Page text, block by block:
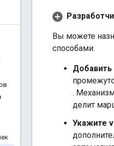
Вы можете
способами:
.
делит
Укажите